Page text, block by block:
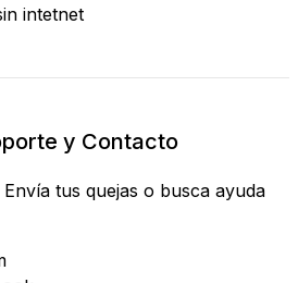
intetnet
y Contacto
tus quejas o busca ayuda